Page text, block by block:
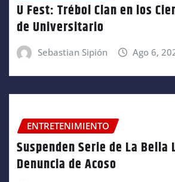
U Fest: Trébol Clan en los
de Universitario
Sebastian Sipión Ago 6,
ENTRETENIMIENTO
Suspenden Serie de La Bella
Denuncia de Acoso